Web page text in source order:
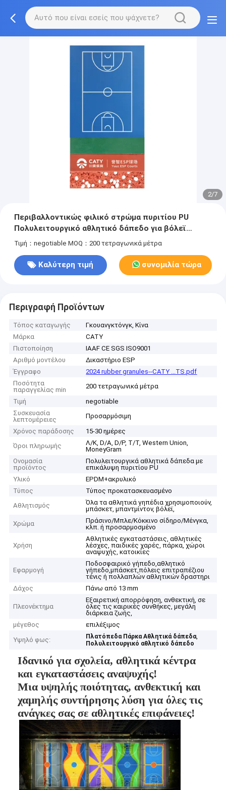
2/7
Περιβαλλοντικώς φιλικό στρώμα πυριτίου PU
Πολυλειτουργικό αθλητικό δάπεδο για βόλεϊ
μπάσκετ μπάτμιντον σε αθλητικές εγκαταστάσεις
Τιμή：negotiable MOQ：200 τετραγωνικά μέτρα
Καλύτερη τιμή συνομιλία τώρα
Περιγραφή Προϊόντων
Τόπος καταγωγής
Γκουανγκτόνγκ, Κίνα
Μάρκα
CATY
Πιστοποίηση
IAAF CE SGS ISO9001
Αριθμό μοντέλου
Δικαστήριο ESP
Έγγραφο
2024 rubber granules--CATY ...TS.pdf
Ποσότητα
παραγγελίας min
200 τετραγωνικά μέτρα
Τιμή
negotiable
Συσκευασία
λεπτομέρειες
Προσαρμόσιμη
Χρόνος παράδοσης
15-30 ημέρες
Όροι πληρωμής
Λ/Κ, D/A, D/P, T/T, Western Union,
MoneyGram
Ονομασία
προϊόντος
Πολυλειτουργικά αθλητικά δάπεδα με
επικάλυψη πυριτίου PU
Υλικό
EPDM+ακρυλικό
Τύπος
Τύπος προκατασκευασμένο
Αθλητισμός
Όλα τα αθλητικά γηπέδια χρησιμοποιούν,
μπάσκετ, μπαντμίντον, βόλεϊ,
Χρώμα
Πράσινο/Μπλε/Κόκκινο σίδηρο/Μένγκα,
κλπ. ή προσαρμοσμένο
Χρήση
Αθλητικές εγκαταστάσεις, αθλητικές
λέσχες, παιδικές χαρές, πάρκα, χώροι
αναψυχής, κατοικίες
Εφαρμογή
Ποδοσφαιρικό γήπεδο,αθλητικό
γήπεδο,μπάσκετ,πόλεις επιτραπέζιου
τένις ή πολλαπλών αθλητικών δραστηρι
Δάχος
Πάνω από 13 mm
Πλεονέκτημα
Εξαιρετική απορρόφηση, ανθεκτική, σε
όλες τις καιρικές συνθήκες, μεγάλη
διάρκεια ζωής,
μέγεθος
επιλέξιμος
Υψηλό φως:
Πλατόπεδα Πάρκα Αθλητικά δάπεδα,
Πολυλειτουργικό αθλητικό δάπεδο
Ιδανικό για σχολεία, αθλητικά κέντρα
και εγκαταστάσεις αναψυχής!
Μια υψηλής ποιότητας, ανθεκτική και
χαμηλής συντήρησης λύση για όλες τις
ανάγκες σας σε αθλητικές επιφάνειες!